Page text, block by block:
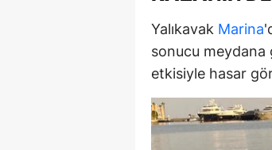
Yalıkavak Marina
sonucu meydana
etkisiyle hasar